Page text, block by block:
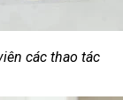
các thao tác